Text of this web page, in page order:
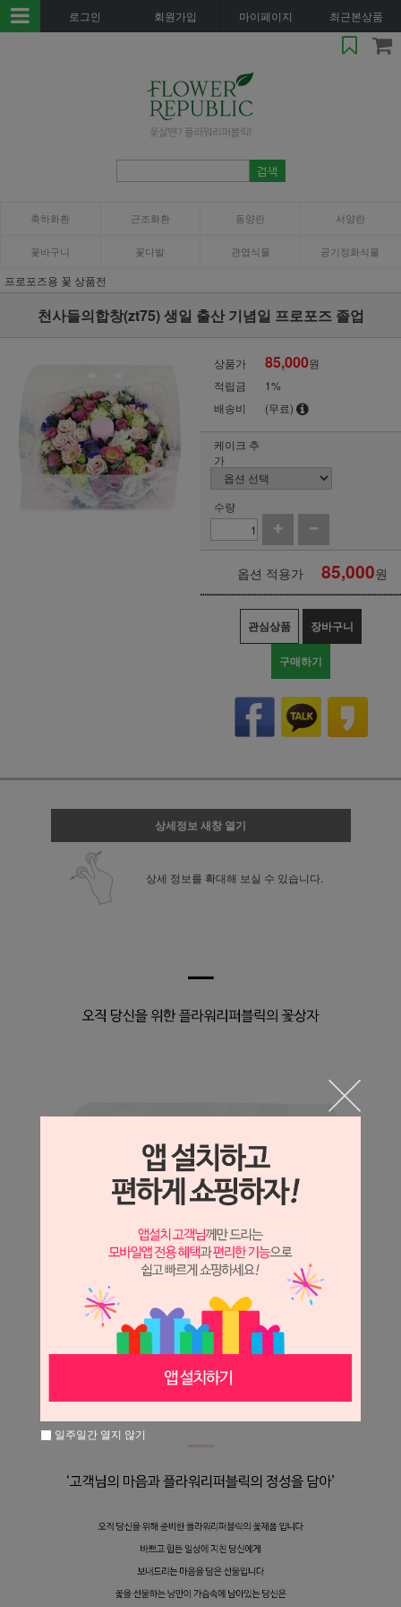
로그인 회원가입 마이페이지 최근본상품
축하화환 근조화환 동양란 서양란
꽃바구니 꽃다발 관엽식물 공기정화식물
프로포즈용 꽃 상품전
천사들의합창(zt75) 생일 출산 기념일 프로포즈 졸업
상품가 85,000원
적립금
1%
배송비
(무료)
케이크 추
가
수량
옵션 적용가 85,000원
관심상품 장바구니
구매하기
상세정보 새창 열기
상세 정보를 확대해 보실 수 있습니다.
일주일간 열지 않기